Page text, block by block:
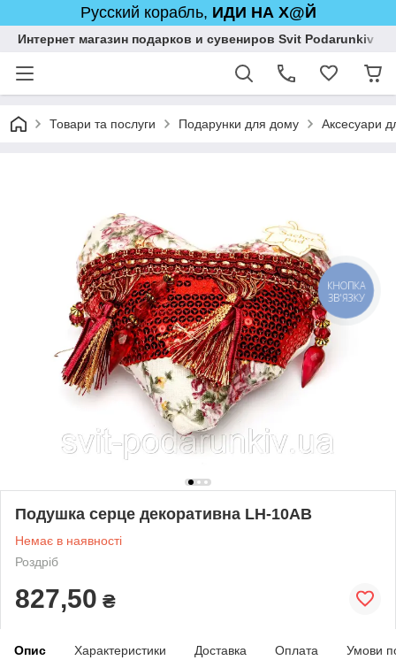
Русский корабль, ИДИ НА Х@Й
Интернет магазин подарков и сувениров Svit Podarunkiv
Товари та послуги Подарунки для дому Аксесуари
Подушка серце декоративна LH-10AB
Немає в наявності
Роздріб
827,50 ₴
Опис Характеристики Доставка Оплата Умови
КНОПКА
ЗВ'ЯЗКУ